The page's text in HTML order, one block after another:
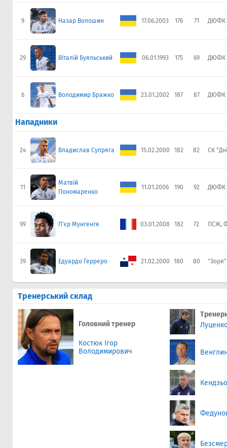
9 Назар Волошин 17.06.2003 176 71 ДЮФК
29 Віталій Буяльський 06.01.1993 175 69 ДЮФК
6 Володимир Бражко 23.01.2002 187 87 ДЮФК
Нападники
24 Владислав Супряга 15.02.2000 182 82 СК
11
Матвій
Пономаренко
11.01.2006 190 92 ДЮФК
99 П'єр Мунгенге 03.01.2008 182 72 ПСЖ,
39 Едуардо Герреро 21.02.2000 180 80 "Зоря"
Тренерський склад
Головний тренер
Костюк Ігор
Володимирович